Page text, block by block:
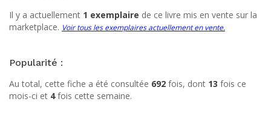
Il y a actuellement 1 exemplaire de ce livre mis en vente sur la
marketplace. Voir tous les exemplaires actuellement en vente.
Popularité :
Au total, cette fiche a été consultée 692 fois, dont 13 fois ce
mois-ci et 4fois cette semaine.